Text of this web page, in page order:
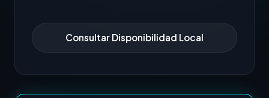
Consultar Disponibilidad Local